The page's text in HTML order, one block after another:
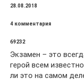
28.08.2018
4 комментария
69232
Экзамен – это
герой всем
ли это на самом